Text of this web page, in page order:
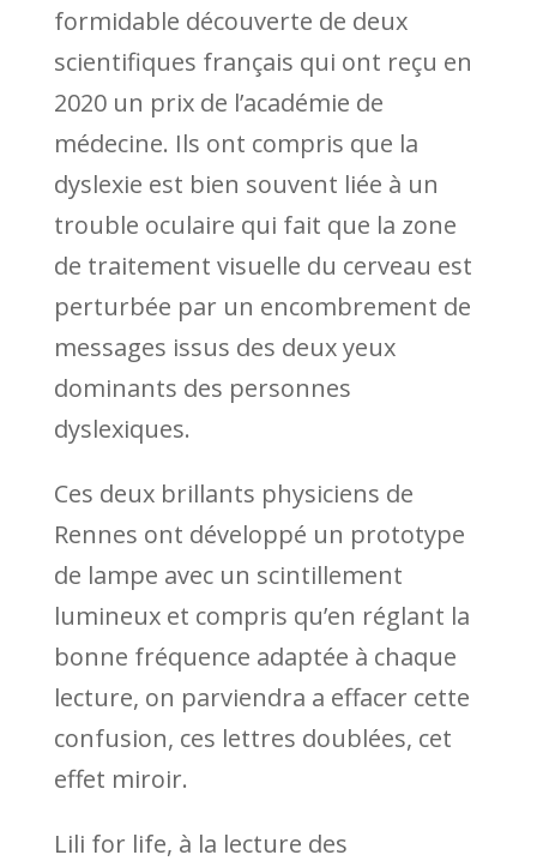
formidable découverte de deux
scientifiques français qui ont reçu en
2020 un prix de l’académie de
médecine. Ils ont compris que la
dyslexie est bien souvent liée à un
trouble oculaire qui fait que la zone
de traitement visuelle du cerveau est
perturbée par un encombrement de
messages issus des deux yeux
dominants des personnes
dyslexiques.
Ces deux brillants physiciens de
Rennes ont développé un prototype
de lampe avec un scintillement
lumineux et compris qu’en réglant la
bonne fréquence adaptée à chaque
lecture, on parviendra a effacer cette
confusion, ces lettres doublées, cet
effet miroir.
Lili for life, à la lecture des